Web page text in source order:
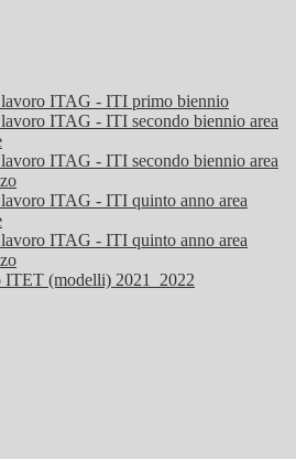
ITAG - ITI primo biennio
ITAG - ITI secondo biennio area
ITAG - ITI secondo biennio area
ITAG - ITI quinto anno area
ITAG - ITI quinto anno area
ITET (modelli) 2021_2022